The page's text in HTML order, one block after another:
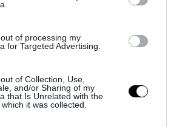
of processing my
for Targeted Advertising.
of Collection, Use,
and/or Sharing of my
that Is Unrelated with the
it was collected.
Παρά το διαζύγιό
Γκρίφιθ έχουν
σχέσεις – «Περνάμε